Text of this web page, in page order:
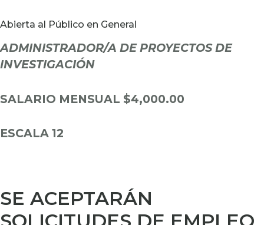
Abierta al Público en General
ADMINISTRADOR/A DE PROYECTOS DE
INVESTIGACIÓN
SALARIO MENSUAL $4,000.00
ESCALA 12
SE ACEPTARÁN